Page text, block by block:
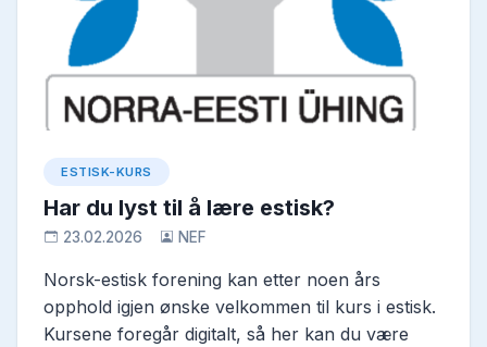
ESTISK-KURS
Har du lyst til å lære estisk?
23.02.2026 NEF
Norsk-estisk forening kan etter noen års
opphold igjen ønske velkommen til kurs i estisk.
Kursene foregår digitalt, så her kan du være